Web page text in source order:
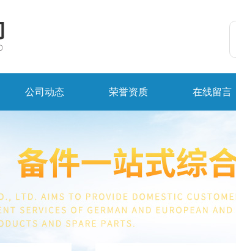
公司动态 荣誉资质 在线留言